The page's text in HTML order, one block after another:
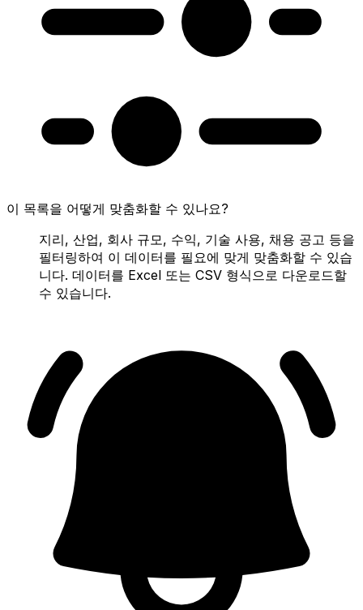
이 목록을 어떻게 맞춤화할 수 있나요?
지리, 산업, 회사 규모, 수익, 기술 사용, 채용 공고 등을
필터링하여 이 데이터를 필요에 맞게 맞춤화할 수 있습
니다. 데이터를 Excel 또는 CSV 형식으로 다운로드할
수 있습니다.